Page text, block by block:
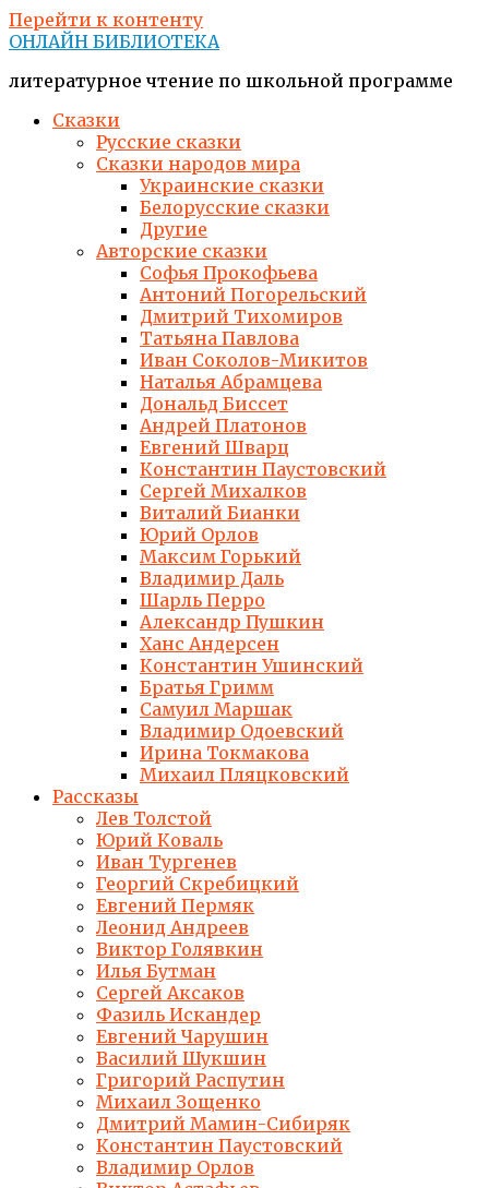
Перейти к контенту
ОНЛАЙН БИБЛИОТЕКА
литературное чтение по школьной программе
Сказки
Русские сказки
Сказки народов мира
Украинские сказки
Белорусские сказки
Другие
Авторские сказки
Софья Прокофьева
Антоний Погорельский
Дмитрий Тихомиров
Татьяна Павлова
Иван Соколов-Микитов
Наталья Абрамцева
Дональд Биссет
Андрей Платонов
Евгений Шварц
Константин Паустовский
Сергей Михалков
Виталий Бианки
Юрий Орлов
Максим Горький
Владимир Даль
Шарль Перро
Александр Пушкин
Ханс Андерсен
Константин Ушинский
Братья Гримм
Самуил Маршак
Владимир Одоевский
Ирина Токмакова
Михаил Пляцковский
Рассказы
Лев Толстой
Юрий Коваль
Иван Тургенев
Георгий Скребицкий
Евгений Пермяк
Леонид Андреев
Виктор Голявкин
Илья Бутман
Сергей Аксаков
Фазиль Искандер
Евгений Чарушин
Василий Шукшин
Григорий Распутин
Михаил Зощенко
Дмитрий Мамин-Сибиряк
Константин Паустовский
Владимир Орлов